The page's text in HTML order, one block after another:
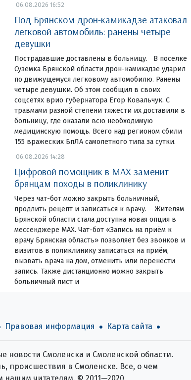
06.08.2026 16:52
Под Брянском дрон-камикадзе атаковал
легковой автомобиль: ранены четыре
девушки
Пострадавшие доставлены в больницу. В поселке
Суземка Брянской области дрон-камикадзе ударил
по движущемуся легковому автомобилю. Ранены
четыре девушки. Об этом сообщил в своих
соцсетях врио губернатора Егор Ковальчук. С
травмами разной степени тяжести их доставили в
больницу, где оказали всю необходимую
медицинскую помощь. Всего над регионом сбили
155 вражеских БпЛА самолетного типа за сутки.
06.08.2026 14:28
Цифровой помощник в MAX заменит
брянцам походы в поликлинику
Через чат-бот можно закрыть больничный,
продлить рецепт и записаться к врачу. Жителям
Брянской области стала доступна новая опция в
мессенджере MAX. Чат-бот «Запись на приём к
врачу Брянская область» позволяет без звонков и
визитов в поликлинику записаться на приём,
вызвать врача на дом, отменить или перенести
запись. Также дистанционно можно закрыть
больничный лист и
Правовая информация Карта сайта
новости Смоленска и Смоленской области.
происшествия в Смоленске. Все, о чем
нашим читателям. © 2011—2020